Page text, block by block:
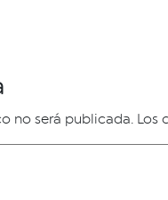
no será publicada. Los